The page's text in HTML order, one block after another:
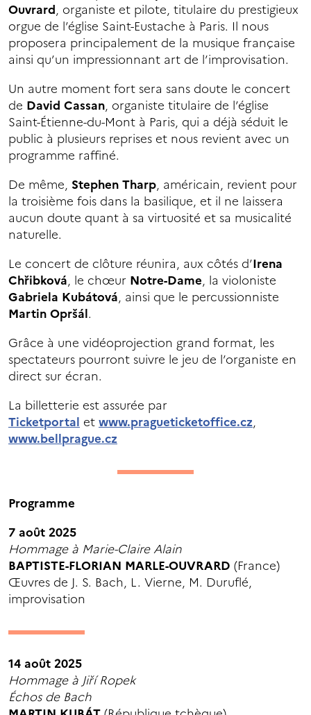
Ouvrard, organiste et pilote, titulaire du prestigieux
orgue de l’église Saint-Eustache à Paris. Il nous
proposera principalement de la musique française
ainsi qu’un impressionnant art de l’improvisation.
Un autre moment fort sera sans doute le concert
de David Cassan, organiste titulaire de l’église
Saint-Étienne-du-Mont à Paris, qui a déjà séduit le
public à plusieurs reprises et nous revient avec un
programme raffiné.
De même, Stephen Tharp, américain, revient pour
la troisième fois dans la basilique, et il ne laissera
aucun doute quant à sa virtuosité et sa musicalité
naturelle.
Le concert de clôture réunira, aux côtés d’Irena
Chřibková, le chœur Notre-Dame, la violoniste
Gabriela Kubátová, ainsi que le percussionniste
Martin Opršál.
Grâce à une vidéoprojection grand format, les
spectateurs pourront suivre le jeu de l’organiste en
direct sur écran.
La billetterie est assurée par
Ticketportal etwww.pragueticketoffice.cz,
www.bellprague.cz
Programme
7 août 2025
Hommage à Marie-Claire Alain
BAPTISTE-FLORIAN MARLE-OUVRARD (France)
Œuvres de J. S. Bach, L. Vierne, M. Duruflé,
improvisation
14 août 2025
Hommage à Jiří Ropek
Échos de Bach